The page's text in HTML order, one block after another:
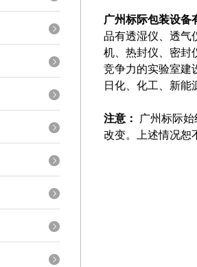
广州标际包装设备
品有透湿仪、透气
机、热封仪、密封
竞争力的实验室建
日化、化工、新能
注意：
广州标际
改变。上述情况恕